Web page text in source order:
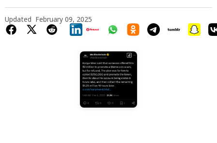
Updated February 09, 2025